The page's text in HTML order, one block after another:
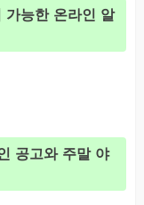
가능한 온라인 알
공고와 주말 야